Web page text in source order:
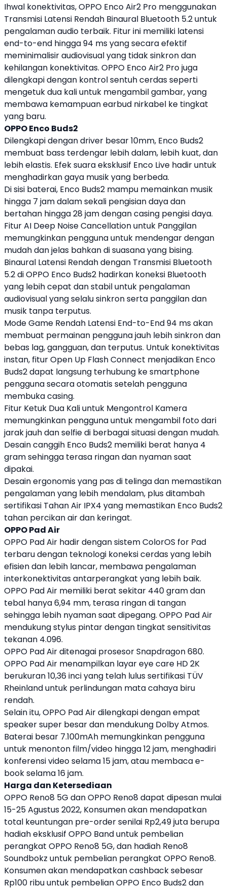
Ihwal konektivitas,OPPO Enco Air2 Pro menggunakan
Transmisi Latensi Rendah Binaural Bluetooth 5.2 untuk
pengalaman audio terbaik. Fitur ini memiliki latensi
end-to-end hingga 94 ms yang secara efektif
meminimalisir audiovisual yang tidak sinkron dan
kehilangan konektivitas. OPPO Enco Air2 Pro juga
dilengkapi dengan kontrol sentuh cerdas seperti
mengetuk dua kali untuk mengambil gambar, yang
membawa kemampuan earbud nirkabel ke tingkat
yang baru.
OPPOEnco Buds2
Dilengkapi dengan driver besar 10mm, Enco Buds2
membuat bass terdengar lebih dalam, lebih kuat, dan
lebih elastis. Efek suara eksklusif Enco Live hadir untuk
menghadirkan gaya musik yang berbeda.
Di sisi baterai, Enco Buds2 mampu memainkan musik
hingga 7 jam dalam sekali pengisian daya dan
bertahan hingga 28 jam dengan casing pengisi daya.
Fitur AI Deep Noise Cancellation untuk Panggilan
memungkinkan pengguna untuk mendengar dengan
mudah dan jelas bahkan di suasana yang bising.
Binaural Latensi Rendah dengan Transmisi Bluetooth
5.2 diOPPO Enco Buds2 hadirkan koneksi Bluetooth
yang lebih cepat dan stabil untuk pengalaman
audiovisual yang selalu sinkron serta panggilan dan
musik tanpa terputus.
Mode Game Rendah Latensi End-to-End 94 ms akan
membuat permainan pengguna jauh lebih sinkron dan
bebas lag, gangguan, dan terputus. Untuk konektivitas
instan, fitur Open Up Flash Connect menjadikan Enco
Buds2 dapat langsung terhubung ke smartphone
pengguna secara otomatis setelah pengguna
membuka casing.
Fitur Ketuk Dua Kali untuk Mengontrol Kamera
memungkinkan pengguna untuk mengambil foto dari
jarak jauh dan selfie di berbagai situasi dengan mudah.
Desain canggih Enco Buds2 memiliki berat hanya 4
gram sehingga terasa ringan dan nyaman saat
dipakai.
Desain ergonomis yang pas di telinga dan memastikan
pengalaman yang lebih mendalam, plus ditambah
sertifikasi Tahan Air IPX4 yang memastikan Enco Buds2
tahan percikan air dan keringat.
OPPOPad Air
OPPO Pad Air hadir dengan sistem ColorOS for Pad
terbaru dengan teknologi koneksi cerdas yang lebih
efisien dan lebih lancar, membawa pengalaman
interkonektivitas antarperangkat yang lebih baik.
OPPO Pad Air memiliki berat sekitar 440 gram dan
tebal hanya 6,94 mm, terasa ringan di tangan
sehingga lebih nyaman saat dipegang. OPPO Pad Air
mendukung stylus pintar dengan tingkat sensitivitas
tekanan 4.096.
OPPO Pad Air ditenagai prosesor Snapdragon 680.
OPPO Pad Air menampilkan layar eye care HD 2K
berukuran 10,36 inci yang telah lulus sertifikasi TÜV
Rheinland untuk perlindungan mata cahaya biru
rendah.
Selain itu,OPPO Pad Air dilengkapi dengan empat
speaker super besar dan mendukung Dolby Atmos.
Baterai besar 7.100mAh memungkinkan pengguna
untuk menonton film/video hingga 12 jam, menghadiri
konferensi video selama 15 jam, atau membaca e-
book selama 16 jam.
Harga dan Ketersediaan
OPPO Reno8 5G danOPPO Reno8 dapat dipesan mulai
15-25 Agustus 2022, Konsumen akan mendapatkan
total keuntungan pre-order senilai Rp2,49 juta berupa
hadiah eksklusif OPPO Band untuk pembelian
perangkat OPPO Reno8 5G, dan hadiah Reno8
Soundbokz untuk pembelian perangkat OPPO Reno8.
Konsumen akan mendapatkan cashback sebesar
Rp100 ribu untuk pembelianOPPO Enco Buds2 dan